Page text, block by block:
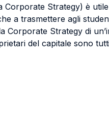
Corporate Strategy) è
a trasmettere agli
Strategy di
del capitale sono